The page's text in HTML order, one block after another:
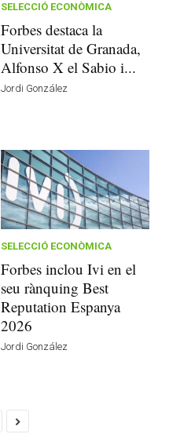
SELECCIÓ ECONÒMICA
Forbes destaca la
Universitat de Granada,
Alfonso X el Sabio i...
Jordi González
SELECCIÓ ECONÒMICA
Forbes inclou Ivi en el
seu rànquing Best
Reputation Espanya
2026
Jordi González